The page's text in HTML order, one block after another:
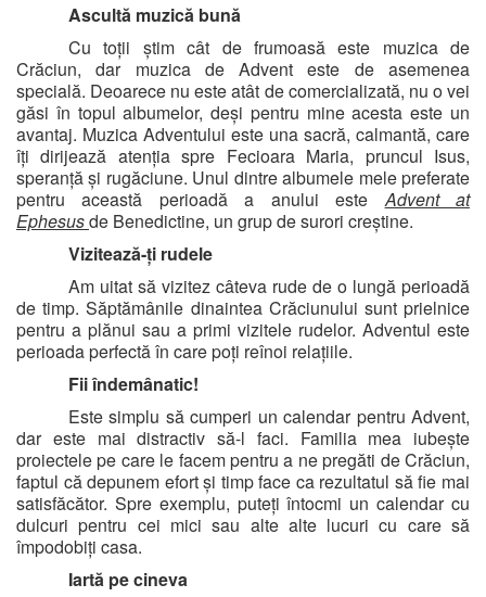
Ascultă muzică bună
Cu toții știm cât de frumoasă este muzica de
Crăciun, dar muzica de Advent este de asemenea
specială. Deoarece nu este atât de comercializată, nu o vei
găsi în topul albumelor, deși pentru mine acesta este un
avantaj. Muzica Adventului este una sacră, calmantă, care
îți dirijează atenția spre Fecioara Maria, pruncul Isus,
speranță și rugăciune. Unul dintre albumele mele preferate
pentru această perioadă a anului este Advent at
Ephesusde Benedictine, un grup de surori creștine.
Vizitează-ți rudele
Am uitat să vizitez câteva rude de o lungă perioadă
de timp. Săptămânile dinaintea Crăciunului sunt prielnice
pentru a plănui sau a primi vizitele rudelor. Adventul este
perioada perfectă în care poți reînoi relațiile.
Fii îndemânatic!
Este simplu să cumperi un calendar pentru Advent,
dar este mai distractiv să-l faci. Familia mea iubește
proiectele pe care le facem pentru a ne pregăti de Crăciun,
faptul că depunem efort și timp face ca rezultatul să fie mai
satisfăcător. Spre exemplu, puteți întocmi un calendar cu
dulcuri pentru cei mici sau alte alte lucuri cu care să
împodobiți casa.
Iartă pe cineva